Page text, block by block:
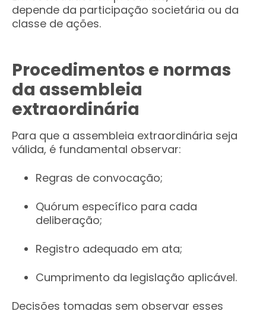
depende da participação societária ou da
classe de ações.
Procedimentos e normas
da assembleia
extraordinária
Para que a assembleia extraordinária seja
válida, é fundamental observar:
Regras de convocação;
Quórum específico para cada
deliberação;
Registro adequado em ata;
Cumprimento da legislação aplicável.
Decisões tomadas sem observar esses